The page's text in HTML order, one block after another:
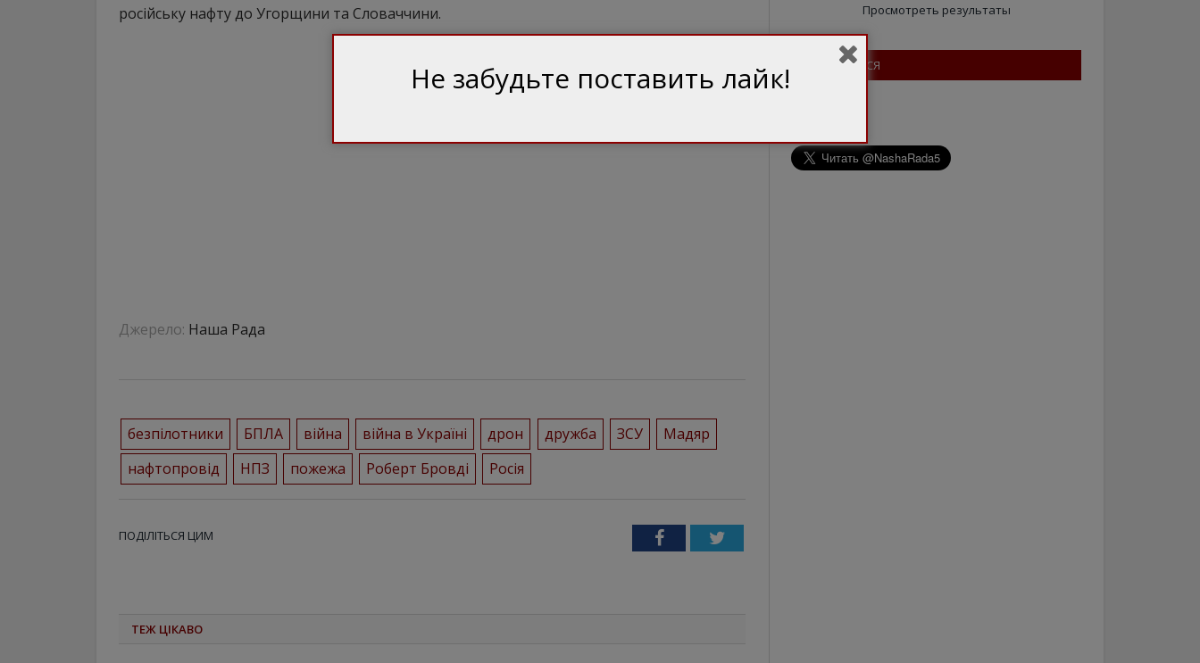
російську нафту до Угорщини та Словаччини.
Джерело: Наша Рада
безпілотники БПЛА війна війна в Україні дрон дружба ЗСУ
Мадяр
нафтопровід
НПЗ пожежа Роберт Бровді Росія
ПОДІЛІТЬСЯ ЦИМ FacebookTwitter
ТЕЖ ЦІКАВО
Просмотреть результаты
ПІДПИШІТЬСЯ
Не забудьте поставить лайк!